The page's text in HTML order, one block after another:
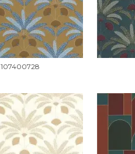
107400728